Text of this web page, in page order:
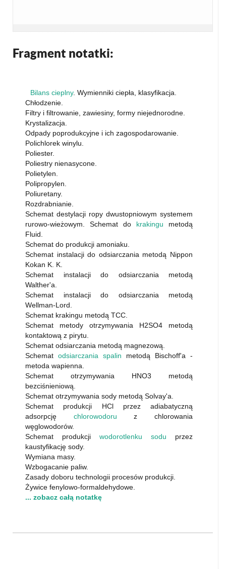
Fragment notatki:
Bilans cieplny. Wymienniki ciepła, klasyfikacja.
Chłodzenie.
Filtry i filtrowanie, zawiesiny, formy niejednorodne.
Krystalizacja.
Odpady poprodukcyjne i ich zagospodarowanie.
Polichlorek winylu.
Poliester.
Poliestry nienasycone.
Polietylen.
Polipropylen.
Poliuretany.
Rozdrabnianie.
Schemat destylacji ropy dwustopniowym systemem
rurowo-wieżowym. Schemat do krakingu metodą
Fluid.
Schemat do produkcji amoniaku.
Schemat instalacji do odsiarczania metodą Nippon
Kokan K. K.
Schemat instalacji do odsiarczania metodą
Walther'a.
Schemat instalacji do odsiarczania metodą
Wellman-Lord.
Schemat krakingu metodą TCC.
Schemat metody otrzymywania H2SO4 metodą
kontaktową z pirytu.
Schemat odsiarczania metodą magnezową.
Schemat odsiarczania spalin metodą Bischoff'a -
metoda wapienna.
Schemat otrzymywania HNO3 metodą
bezciśnieniową.
Schemat otrzymywania sody metodą Solvay'a.
Schemat produkcji HCl przez adiabatyczną
adsorpcję chlorowodoru z chlorowania
węglowodorów.
Schemat produkcji wodorotlenku sodu przez
kaustyfikację sody.
Wymiana masy.
Wzbogacanie paliw.
Zasady doboru technologii procesów produkcji.
Żywice fenylowo-formaldehydowe.
... zobacz całą notatkę